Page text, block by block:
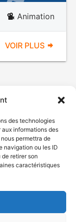
des technologies
informations des
permettra de
navigation ou les ID
retirer son
caractéristiques
Animation
VOIR PLUS
2026